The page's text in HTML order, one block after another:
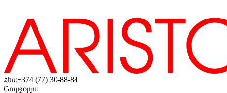
Հեռ։+374 (77) 30-88-84
Շուրջօրյա